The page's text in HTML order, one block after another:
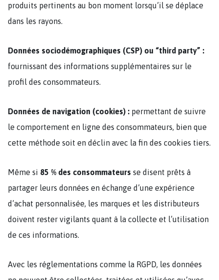
produits pertinents au bon moment lorsqu’il se déplace
dans les rayons.
Données sociodémographiques (CSP) ou “third party” :
fournissant des informations supplémentaires sur le
profil des consommateurs.
Données de navigation (cookies) : permettant de suivre
le comportement en ligne des consommateurs, bien que
cette méthode soit en déclin avec la fin des cookies tiers​.
Même si 85 % des consommateurs se disent prêts à
partager leurs données en échange d’une expérience
d’achat personnalisée, les marques et les distributeurs
doivent rester vigilants quant à la collecte et l’utilisation
de ces informations.
Avec les réglementations comme la RGPD, les données